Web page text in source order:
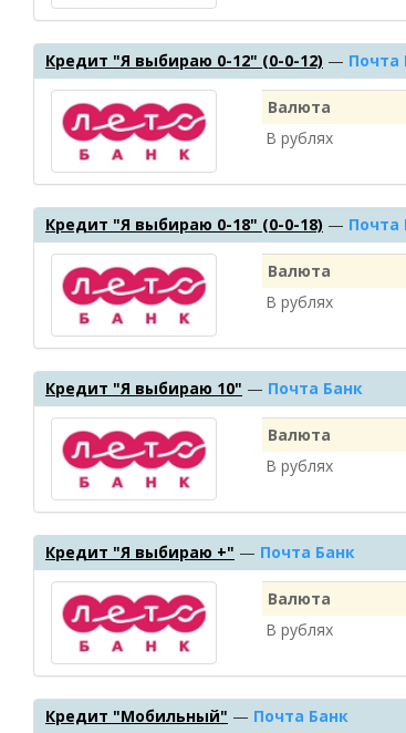
Кредит "Я выбираю 0-12" (0-0-12) — Почта
Валюта
В рублях
Кредит "Я выбираю 0-18" (0-0-18) — Почта
Валюта
В рублях
Кредит "Я выбираю 10" — Почта Банк
Валюта
В рублях
Кредит "Я выбираю +" — Почта Банк
Валюта
В рублях
Кредит "Мобильный" — Почта Банк